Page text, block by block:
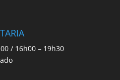
/ 16h00 – 19h30